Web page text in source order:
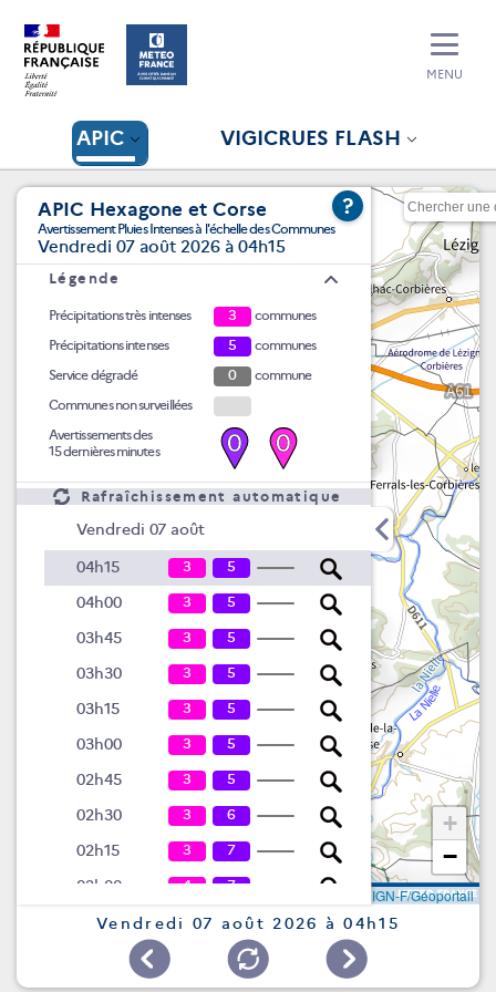
APIC VIGICRUES FLASH
MENU
APIC Hexagone et Corse
Avertissement Pluies Intenses à l'échelle des Communes
Vendredi 07 août 2026 à 04h15
?
Légende
Précipitations très intenses 3
communes
Précipitations intenses
5
communes
Service dégradé
0
commune
Communes non surveillées
Avertissements des
15 dernières minutes
0 0
Rafraîchissement automatique
Vendredi 07 août
04h15 3 5
04h00 3 5
03h45 3 5
03h30 3 5
03h15 3 5
03h00 3 5
02h45 3 5
02h30 3 6
02h15 3 7
02h00 4 7
01h45 7
7
+
−
IGN-F/Géoportail
Vendredi 07 août 2026 à 04h15